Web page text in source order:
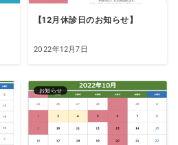
【12月休診日のお知らせ】
2022年12月7日
お知らせ